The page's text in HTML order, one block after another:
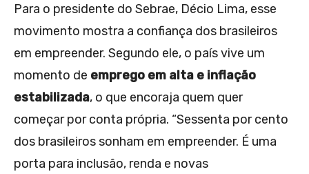
Para o presidente do Sebrae, Décio Lima, esse
movimento mostra a confiança dos brasileiros
em empreender. Segundo ele, o país vive um
momento de emprego em alta e inflação
estabilizada, o que encoraja quem quer
começar por conta própria. “Sessenta por cento
dos brasileiros sonham em empreender. É uma
porta para inclusão, renda e novas